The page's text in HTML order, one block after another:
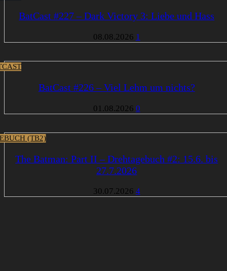
BatCast #227 – Dark Victory 3: Liebe und Hass
08.08.2026 1
BatCast #226 – Viel Lehm um nichts?
01.08.2026 0
(TB2)
The Batman: Part II – Drehtagebuch #2: 15.6. bis
27.7.2026
30.07.2026 4